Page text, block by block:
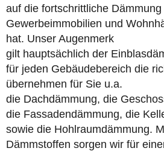
auf die fortschrittliche Dämmung
Gewerbeimmobilien und
hat. Unser Augenmerk
gilt hauptsächlich der
für jeden Gebäudebereich die
übernehmen für Sie u.a.
die Dachdämmung, die
die Fassadendämmung, die
sowie die Hohlraumdämmung.
Dämmstoffen sorgen wir für